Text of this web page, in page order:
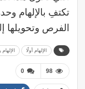
تكتفِ بالإلهام
الفرص وتحويلها
الإلهام أولًا
0 98